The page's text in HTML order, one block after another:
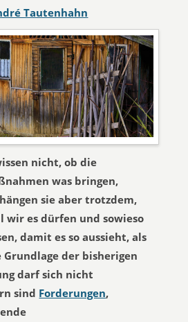
Tautenhahn
nicht, ob die
was bringen,
sie aber trotzdem,
wir es dürfen und sowieso
damit es so aussieht, als
der bisherigen
darf sich nicht
sind Forderungen,